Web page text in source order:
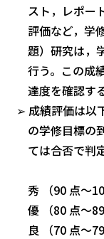
スト，レポー
評価など，学
題）研究は，
行う。この成
達度を確認す
➢ 成績評価は以
の学修目標の
ては合否で判
秀 （90 点～
優 （80 点～
良 （70 点～